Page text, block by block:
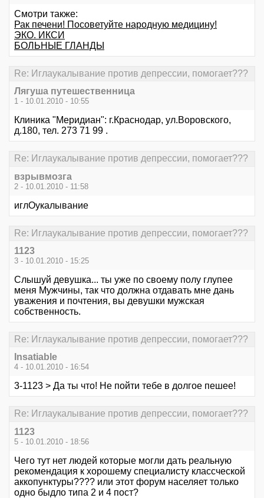
Смотри также:
Рак печени! Посоветуйте народную медицину!
ЭКО. ИКСИ
БОЛЬНЫЕ ГЛАНДЫ
Re: Иглаукалывание против депрессии, помогает???
Лягуша путешественница
1 - 10.01.2010 - 10:55
Клиника "Меридиан": г.Краснодар, ул.Воровского,
д.180, тел. 273 71 99 .
Re: Иглаукалывание против депрессии, помогает???
взрывмозга
2 - 10.01.2010 - 11:58
иглОукалывание
Re: Иглаукалывание против депрессии, помогает???
1123
3 - 10.01.2010 - 15:25
Слышуй девушка... ты уже по своему полу глупее
меня Мужчины, так что должна отдавать мне дань
уважения и почтения, вы девушки мужская
собственность.
Re: Иглаукалывание против депрессии, помогает???
Insatiable
4 - 10.01.2010 - 16:54
3-1123 > Да ты что! Не пойти тебе в долгое пешее!
Re: Иглаукалывание против депрессии, помогает???
1123
5 - 10.01.2010 - 18:56
Чего тут нет людей которые могли дать реальную
рекомендация к хорошему специалисту классческой
аккопунктуры???? или этот форум населяет только
одно быдло типа 2 и 4 пост?